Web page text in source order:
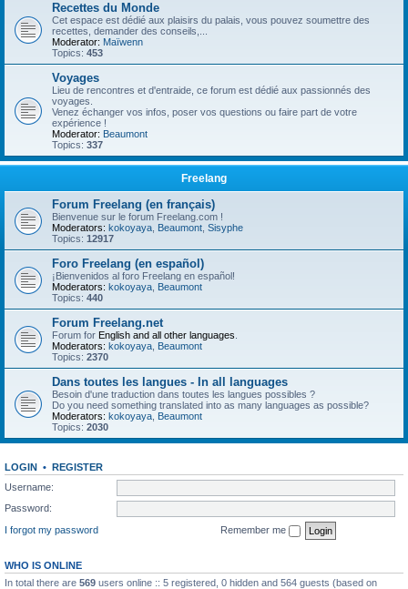
Recettes du Monde
Cet espace est dédié aux plaisirs du palais, vous pouvez soumettre des
recettes, demander des conseils,...
Moderator: Maïwenn
Topics: 453
Voyages
Lieu de rencontres et d'entraide, ce forum est dédié aux passionnés des
voyages.
Venez échanger vos infos, poser vos questions ou faire part de votre
expérience !
Moderator: Beaumont
Topics: 337
Freelang
Forum Freelang (en français)
Bienvenue sur le forum Freelang.com !
Moderators: kokoyaya Beaumont Sisyphe
Topics: 12917
Foro Freelang (en español)
¡Bienvenidos al foro Freelang en español!
Moderators: kokoyaya Beaumont
Topics: 440
Forum Freelang.net
Forum for English and all other languages
Moderators: kokoyaya Beaumont
Topics: 2370
Dans toutes les langues - In all languages
Besoin d'une traduction dans toutes les langues possibles ?
Do you need something translated into as many languages as possible?
Moderators: kokoyaya Beaumont
Topics: 2030
LOGIN • REGISTER
Username:
Password:
I forgot my password
Remember me
WHO IS ONLINE
In total there are 569 users online :: 5 registered, 0 hidden and 564 guests (based on